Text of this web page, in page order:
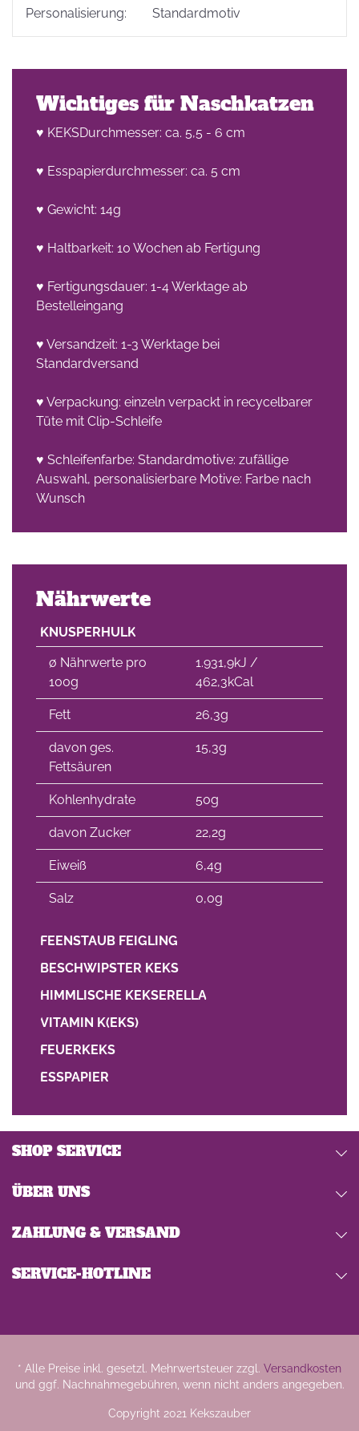
Personalisierung: Standardmotiv
Wichtiges für Naschkatzen
♥ KEKSDurchmesser: ca. 5,5 - 6 cm
♥ Esspapierdurchmesser: ca. 5 cm
♥ Gewicht: 14g
♥ Haltbarkeit: 10 Wochen ab Fertigung
♥ Fertigungsdauer: 1-4 Werktage ab
Bestelleingang
♥ Versandzeit: 1-3 Werktage bei
Standardversand
♥ Verpackung: einzeln verpackt in recycelbarer
Tüte mit Clip-Schleife
♥ Schleifenfarbe: Standardmotive: zufällige
Auswahl, personalisierbare Motive: Farbe nach
Wunsch
Nährwerte
KNUSPERHULK
∅ Nährwerte pro
100g
1.931,9kJ /
462,3kCal
Fett 26,3g
davon ges.
Fettsäuren
15,3g
Kohlenhydrate 50g
davon Zucker 22,2g
Eiweiß 6,4g
Salz 0,0g
FEENSTAUB FEIGLING
BESCHWIPSTER KEKS
HIMMLISCHE KEKSERELLA
VITAMIN K(EKS)
FEUERKEKS
ESSPAPIER
SERVICE-HOTLINE
SHOP SERVICE
ÜBER UNS
ZAHLUNG & VERSAND
* Alle Preise inkl. gesetzl. Mehrwertsteuer zzgl. Versandkosten
und ggf. Nachnahmegebühren, wenn nicht anders angegeben.
Copyright 2021 Kekszauber